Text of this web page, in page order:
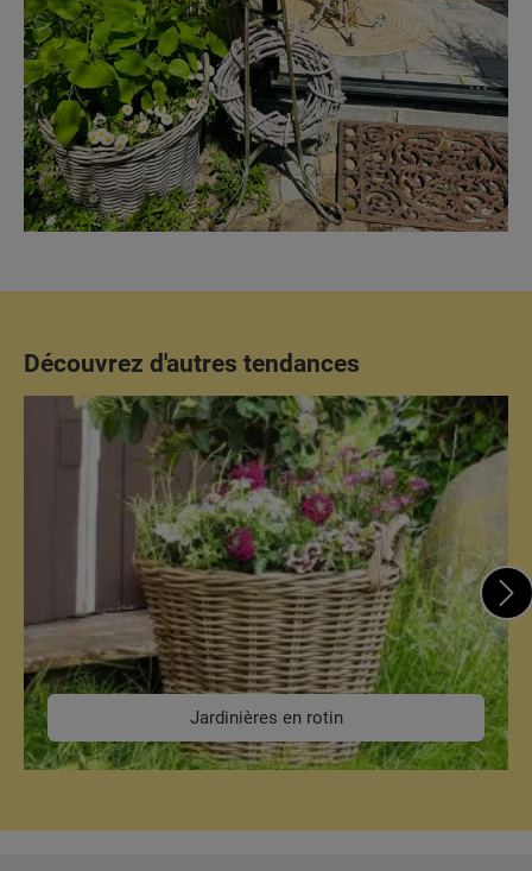
Découvrez d'autres tendances
Ignorer la galerie de catégories
Jardinières en rotin